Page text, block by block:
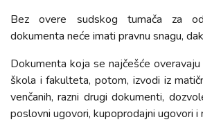
Bez overe sudskog tumača za
dokumenta neće imati pravnu snagu,
Dokumenta koja se najčešće
škola i fakulteta, potom, izvodi iz
venčanih, razni drugi dokumenti,
poslovni ugovori, kupoprodajni ugovori i